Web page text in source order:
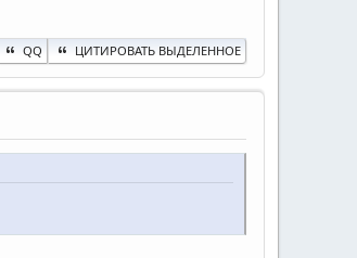
QQ ЦИТИРОВАТЬ ВЫДЕЛЕННОЕ